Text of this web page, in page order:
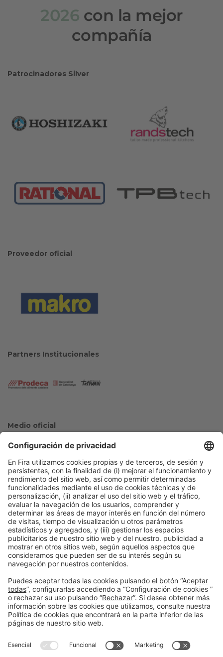
2026 con la mejor
compañía
Patrocinadores Silver
Proveedor oficial
Partners Institucionales
Medio oficial
Colaboradores